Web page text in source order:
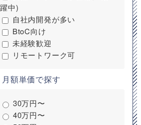
躍中)
自社内開発が多い
BtoC向け
未経験歓迎
リモートワーク可
月額単価で探す
30万円〜
40万円〜